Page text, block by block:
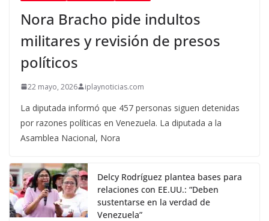
Nora Bracho pide indultos
militares y revisión de presos
políticos
22 mayo, 2026 iplaynoticias.com
La diputada informó que 457 personas siguen detenidas
por razones políticas en Venezuela. La diputada a la
Asamblea Nacional, Nora
Delcy Rodríguez plantea bases para
relaciones con EE.UU.: “Deben
sustentarse en la verdad de
Venezuela”